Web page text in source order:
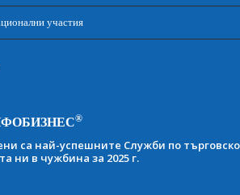
участия
®
са най-успешните Служби по
ни в чужбина за 2025 г.